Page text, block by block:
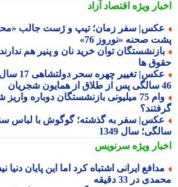
ویژهاقتصاد آزاد
سفر زمان؛ تیپ و ژست جالب
صحنه «نوروز 76»
توان خرید نان و پنیر هم ندارند/
ها
عکس| تغییر چهره
وام 75 میلیونی بازنشستگان دوباره واریز
سال 1349
ویژهسرنویس
ایرانی اشتباه کرد اما این پایان دنیا
در 33 دقیقه